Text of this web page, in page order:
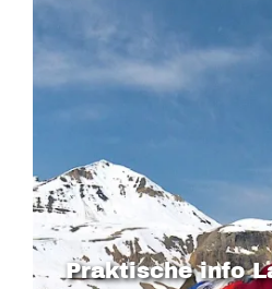
Praktische info